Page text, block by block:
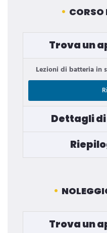
Trova un
Lezioni di batteria in
Dettagli
Trova un